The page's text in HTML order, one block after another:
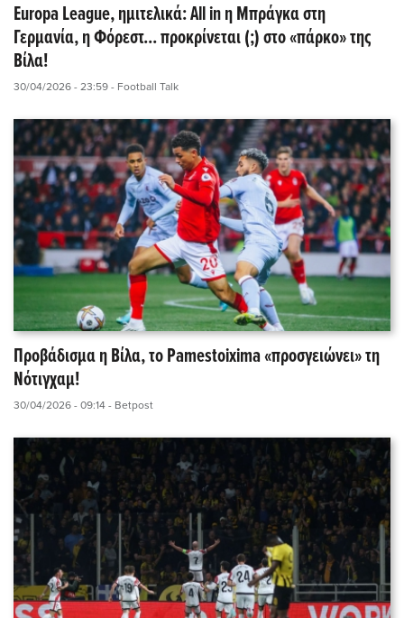
Europa League, ημιτελικά: All in η Μπράγκα στη
Γερμανία, η Φόρεστ... προκρίνεται (;) στο «πάρκο» της
Βίλα!
30/04/2026 - 23:59 - Football Talk
Προβάδισμα η Βίλα, το Pamestoixima «προσγειώνει» τη
Νότιγχαμ!
30/04/2026 - 09:14 - Betpost